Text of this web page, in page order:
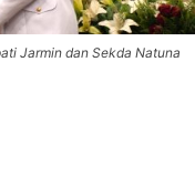
Jarmin dan Sekda Natuna